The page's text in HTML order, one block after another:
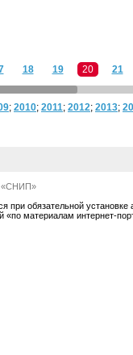
18 19 20 21
; 2010; 2011; 2012; 2013;
«СНИП»
обязательной установке
«по материалам интернет-